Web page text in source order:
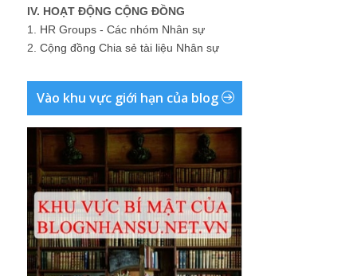
IV. HOẠT ĐỘNG CỘNG ĐỒNG
1. HR Groups - Các nhóm Nhân sự
2. Cộng đồng Chia sẻ tài liệu Nhân sự
Vào khu vực giới hạn của blog